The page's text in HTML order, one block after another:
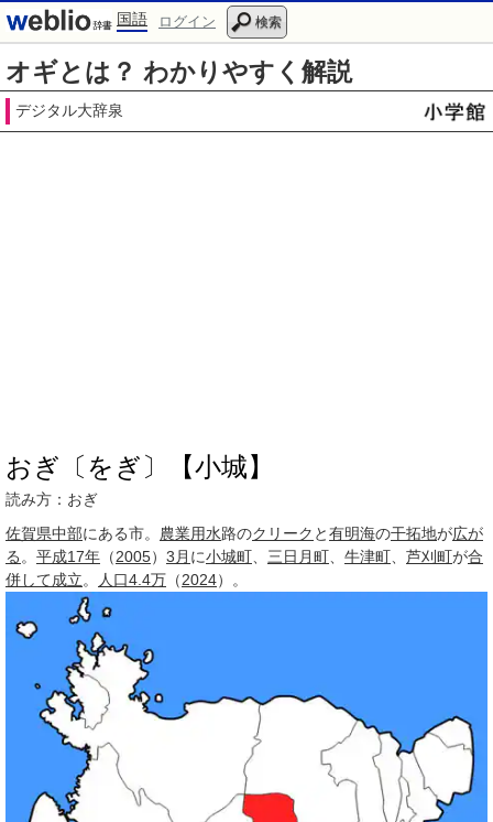
国語 ログイン 検索
オギとは？ わかりやすく解説
デジタル大辞泉
おぎ〔をぎ〕【小城】
読み方：おぎ
佐賀県中部にある市。 農業用水路のクリーク と有明海の干拓地が広が
る 。 平成17年 （2005） 3月 に小城町 三日月町 牛津町 芦刈町が合
併して成立。 人口4.4万 （2024）。